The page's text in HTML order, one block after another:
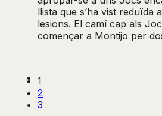
llista que s’ha vist reduïda
lesions. El camí cap als
començar a Montijo per
1
2
3